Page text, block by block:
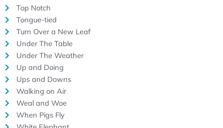
Top Notch
Tongue-tied
Turn Over a New Leaf
Under The Table
Under The Weather
Up and Doing
Ups and Downs
Walking on Air
Weal and Woe
When Pigs Fly